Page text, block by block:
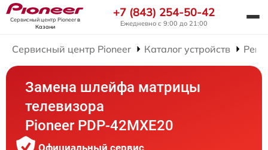
Сервисный центр Pioneerв
Казани
+7 (843) 254-50-42
Ежедневно с 9:00 до 21:00
Сервисный центр Pioneer Каталог устройств
Замена шлейфа матрицы
телевизора
Pioneer PDP-42MXE20